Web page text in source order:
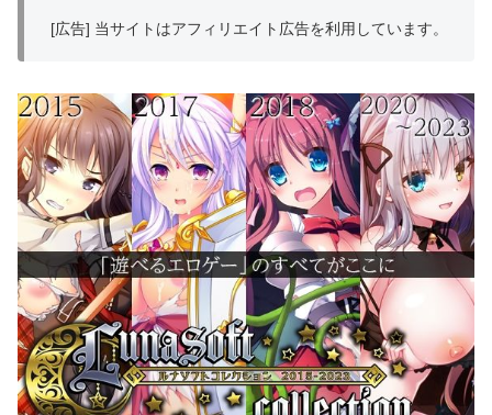
[広告] 当サイトはアフィリエイト広告を利用しています。